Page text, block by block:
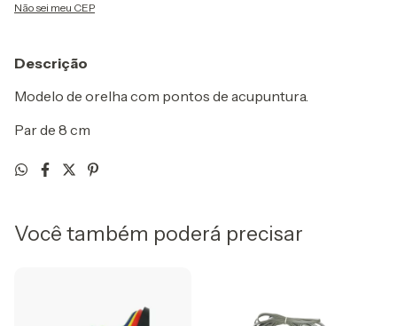
Não sei meu CEP
Descrição
Modelo de orelha com pontos de acupuntura.
Par de 8 cm
Você também poderá precisar